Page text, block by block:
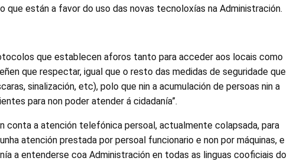
que están a favor do uso das novas tecnoloxías na Administración.
que establecen aforos tanto para acceder aos locais como
que respectar, igual que o resto das medidas de seguridade que
sinalización, etc), polo que nin a acumulación de persoas nin a
para non poder atender á cidadanía”.
conta a atención telefónica persoal, actualmente colapsada, para
atención prestada por persoal funcionario e non por máquinas, e
a entenderse coa Administración en todas as linguas cooficiais do